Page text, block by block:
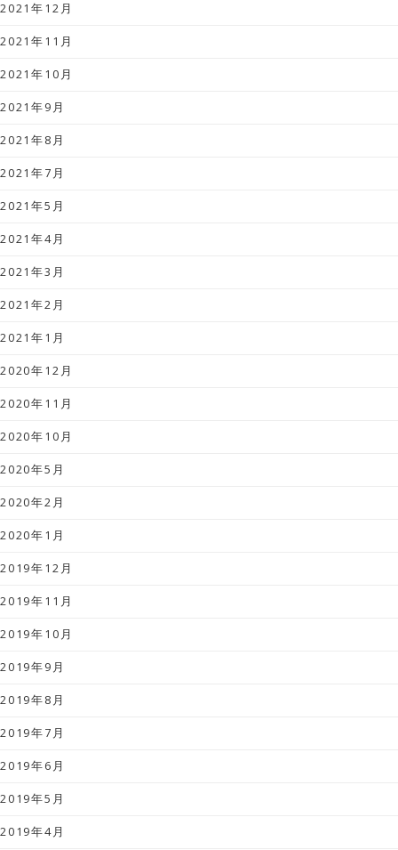
2021年12月
2021年11月
2021年10月
2021年9月
2021年8月
2021年7月
2021年5月
2021年4月
2021年3月
2021年2月
2021年1月
2020年12月
2020年11月
2020年10月
2020年5月
2020年2月
2020年1月
2019年12月
2019年11月
2019年10月
2019年9月
2019年8月
2019年7月
2019年6月
2019年5月
2019年4月